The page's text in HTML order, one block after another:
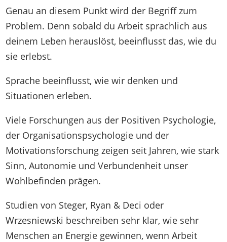
Genau an diesem Punkt wird der Begriff zum
Problem. Denn sobald du Arbeit sprachlich aus
deinem Leben herauslöst, beeinflusst das, wie du
sie erlebst.
Sprache beeinflusst, wie wir denken und
Situationen erleben.
Viele Forschungen aus der Positiven Psychologie,
der Organisationspsychologie und der
Motivationsforschung zeigen seit Jahren, wie stark
Sinn, Autonomie und Verbundenheit unser
Wohlbefinden prägen.
Studien von Steger, Ryan & Deci oder
Wrzesniewski beschreiben sehr klar, wie sehr
Menschen an Energie gewinnen, wenn Arbeit